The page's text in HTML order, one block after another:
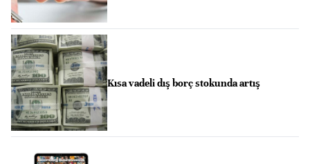
Kısa vadeli dış borç stokunda artış